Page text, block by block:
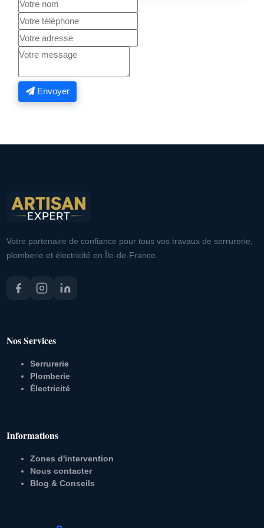
Envoyer
Votre partenaire de confiance pour tous vos travaux de serrurerie,
plomberie et électricité en Île-de-France.
Nos Services
Serrurerie
Plomberie
Électricité
Informations
Zones d'intervention
Nous contacter
Blog & Conseils